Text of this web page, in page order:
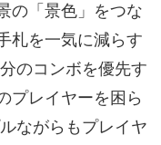
の「景色」をつな
札を一気に減らす
のコンボを優先す
プレイヤーを困ら
ながらもプレイヤ